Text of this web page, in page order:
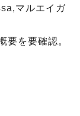
マルエイガ
要を要確認。